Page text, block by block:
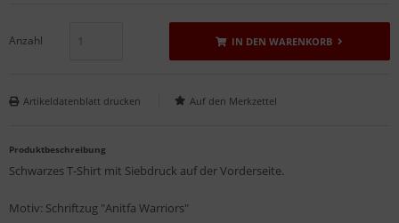
Anzahl IN DEN WARENKORB
Artikeldatenblatt drucken
Produktbeschreibung
Schwarzes T-Shirt mit Siebdruck auf der Vorderseite.
Motiv: Schriftzug "Anitfa Warriors"